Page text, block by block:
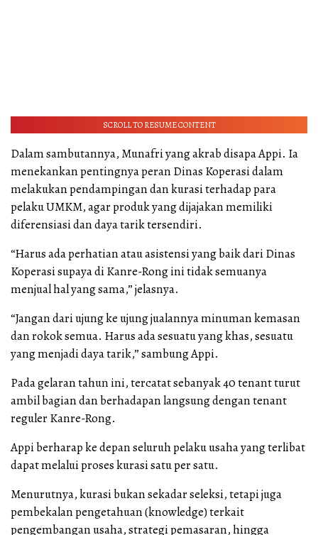
SCROLL TO RESUME CONTENT
Dalam sambutannya, Munafri yang akrab disapa Appi. Ia
menekankan pentingnya peran Dinas Koperasi dalam
melakukan pendampingan dan kurasi terhadap para
pelaku UMKM, agar produk yang dijajakan memiliki
diferensiasi dan daya tarik tersendiri.
“Harus ada perhatian atau asistensi yang baik dari Dinas
Koperasi supaya di Kanre-Rong ini tidak semuanya
menjual hal yang sama,” jelasnya.
“Jangan dari ujung ke ujung jualannya minuman kemasan
dan rokok semua. Harus ada sesuatu yang khas, sesuatu
yang menjadi daya tarik,” sambung Appi.
Pada gelaran tahun ini, tercatat sebanyak 40 tenant turut
ambil bagian dan berhadapan langsung dengan tenant
reguler Kanre-Rong.
Appi berharap ke depan seluruh pelaku usaha yang terlibat
dapat melalui proses kurasi satu per satu.
Menurutnya, kurasi bukan sekadar seleksi, tetapi juga
pembekalan pengetahuan (knowledge) terkait
pengembangan usaha, strategi pemasaran, hingga